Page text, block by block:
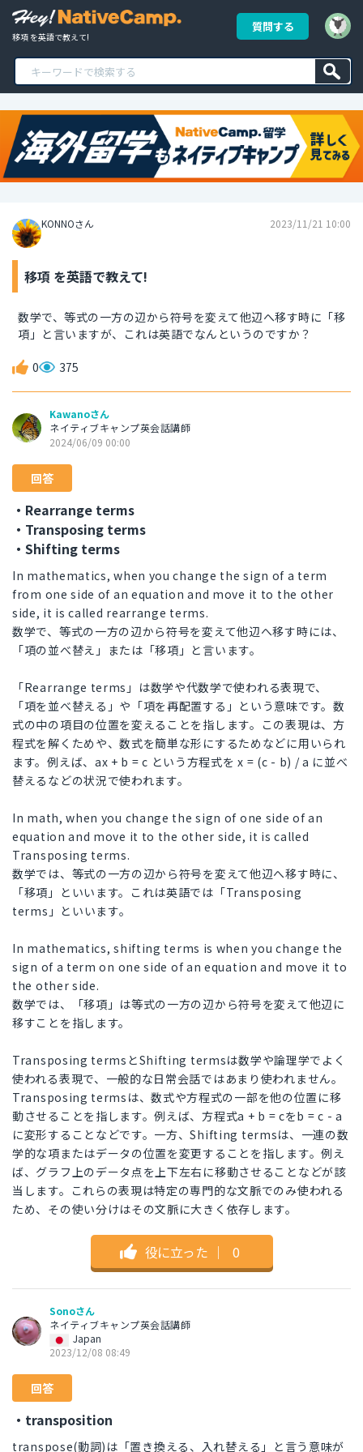
移項 を英語で教えて!
質問する
KONNOさん 2023/11/21 10:00
移項 を英語で教えて!
数学で、等式の一方の辺から符号を変えて他辺へ移す時に「移
項」と言いますが、これは英語でなんというのですか？
0 375
Kawanoさん
ネイティブキャンプ英会話講師
2024/06/09 00:00
回答
・Rearrange terms
・Transposing terms
・Shifting terms
In mathematics, when you change the sign of a term
from one side of an equation and move it to the other
side, it is called rearrange terms.
数学で、等式の一方の辺から符号を変えて他辺へ移す時には、
「項の並べ替え」または「移項」と言います。
「Rearrange terms」は数学や代数学で使われる表現で、
「項を並べ替える」や「項を再配置する」という意味です。数
式の中の項目の位置を変えることを指します。この表現は、方
程式を解くためや、数式を簡単な形にするためなどに用いられ
ます。例えば、ax + b = c という方程式を x = (c - b) / a に並べ
替えるなどの状況で使われます。
In math, when you change the sign of one side of an
equation and move it to the other side, it is called
Transposing terms.
数学では、等式の一方の辺から符号を変えて他辺へ移す時に、
「移項」といいます。これは英語では「Transposing
terms」といいます。
In mathematics, shifting terms is when you change the
sign of a term on one side of an equation and move it to
the other side.
数学では、「移項」は等式の一方の辺から符号を変えて他辺に
移すことを指します。
Transposing termsとShifting termsは数学や論理学でよく
使われる表現で、一般的な日常会話ではあまり使われません。
Transposing termsは、数式や方程式の一部を他の位置に移
動させることを指します。例えば、方程式a + b = cをb = c - a
に変形することなどです。一方、Shifting termsは、一連の数
学的な項またはデータの位置を変更することを指します。例え
ば、グラフ上のデータ点を上下左右に移動させることなどが該
当します。これらの表現は特定の専門的な文脈でのみ使われる
ため、その使い分けはその文脈に大きく依存します。
役に立った ｜ 0
Sonoさん
ネイティブキャンプ英会話講師
Japan
2023/12/08 08:49
回答
・transposition
transpose(動詞)は「置き換える、入れ替える」と言う意味が